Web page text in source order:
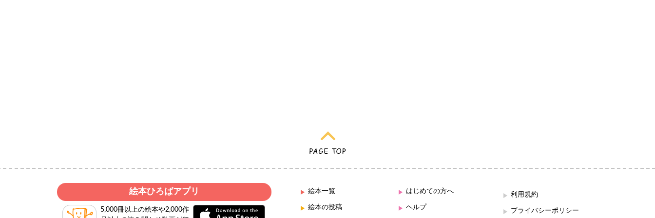
絵本ひろばアプリ
5,000冊以上の絵本や2,000作
絵本一覧
絵本の投稿
はじめての方へ
ヘルプ
利用規約
プライバシーポリシー